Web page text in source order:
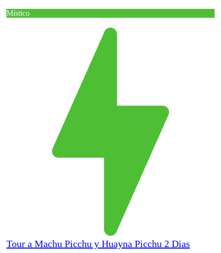
Místico
Tour a Machu Picchu y Huayna Picchu 2 Dias